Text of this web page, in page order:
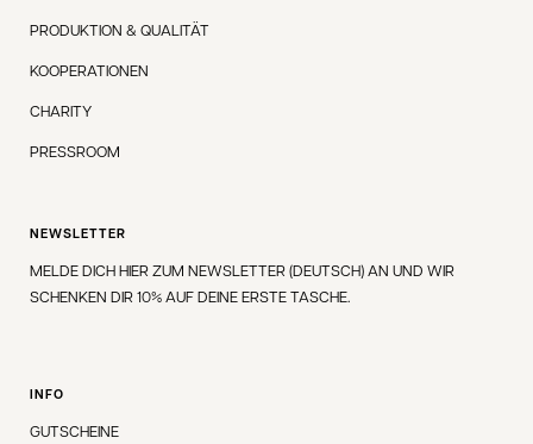
PRODUKTION & QUALITÄT
KOOPERATIONEN
CHARITY
PRESSROOM
NEWSLETTER
MELDE DICH HIER ZUM NEWSLETTER (DEUTSCH) AN UND WIR
SCHENKEN DIR 10% AUF DEINE ERSTE TASCHE.
INFO
GUTSCHEINE